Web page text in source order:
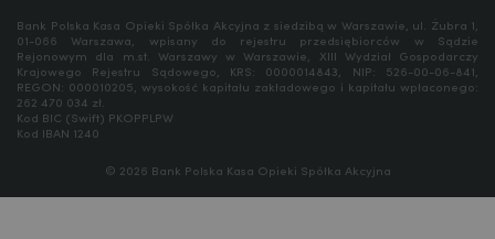
Bank Polska Kasa Opieki Spółka Akcyjna z siedzibą w Warszawie, ul. Żubra 1,
01-066 Warszawa, wpisany do rejestru przedsiębiorców w Sądzie
Rejonowym dla m.st. Warszawy w Warszawie, XIII Wydział Gospodarczy
Krajowego Rejestru Sądowego, KRS: 0000014843, NIP: 526-00-06-841,
REGON: 000010205, wysokość kapitału zakładowego i kapitału wpłaconego:
262 470 034 zł.
Kod BIC (Swift) PKOPPLPW
Kod IBAN 1240
© 2026 Bank Polska Kasa Opieki Spółka Akcyjna